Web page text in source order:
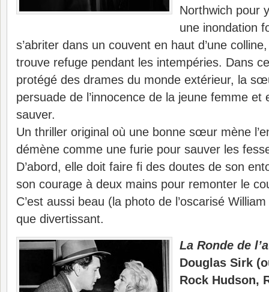
Northwich pour
une inondation
s’abriter dans un couvent en haut d’une
trouve refuge pendant les intempéries. Dans
protégé des drames du monde extérieur, la
persuade de l’innocence de la jeune femme et
sauver.
Un thriller original où une bonne sœur mène
démène comme une furie pour sauver les
D’abord, elle doit faire fi des doutes de son
son courage à deux mains pour remonter le
C’est aussi beau (la photo de l’oscarisé
que divertissant.
La Ronde de
Douglas Sirk
Rock Hudson,